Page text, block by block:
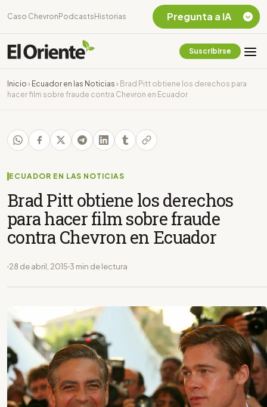
Caso Chevron Podcasts Historias
Suscribirse
Inicio › Ecuador en las Noticias › Brad Pitt obtiene los derechos para
hacer film sobre fraude contra Chevron en Ecuador
ECUADOR EN LAS NOTICIAS
Brad Pitt obtiene los derechos
para hacer film sobre fraude
contra Chevron en Ecuador
28 de abril, 2015 3 min de lectura
Pregunta a IA
Chevron Ecuador